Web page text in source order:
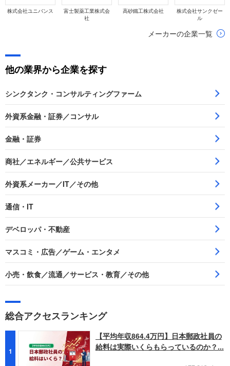
株式会社ユニバンス
富士製薬工業株式会
社
高砂鐵工株式会社
株式会社サンクゼー
ル
メーカーの企業一覧
他の業界から企業を探す
シンクタンク・コンサルティングファーム
外資系金融・証券／コンサル
金融・証券
商社／エネルギー／公共サービス
外資系メーカー／IT／その他
通信・IT
デベロッパ・不動産
マスコミ・広告／ゲーム・エンタメ
小売・飲食／流通／サービス・教育／その他
総合アクセスランキング
1
【平均年収864.4万円】日本郵政社員の
給料は実際いくらもらっているのか？...